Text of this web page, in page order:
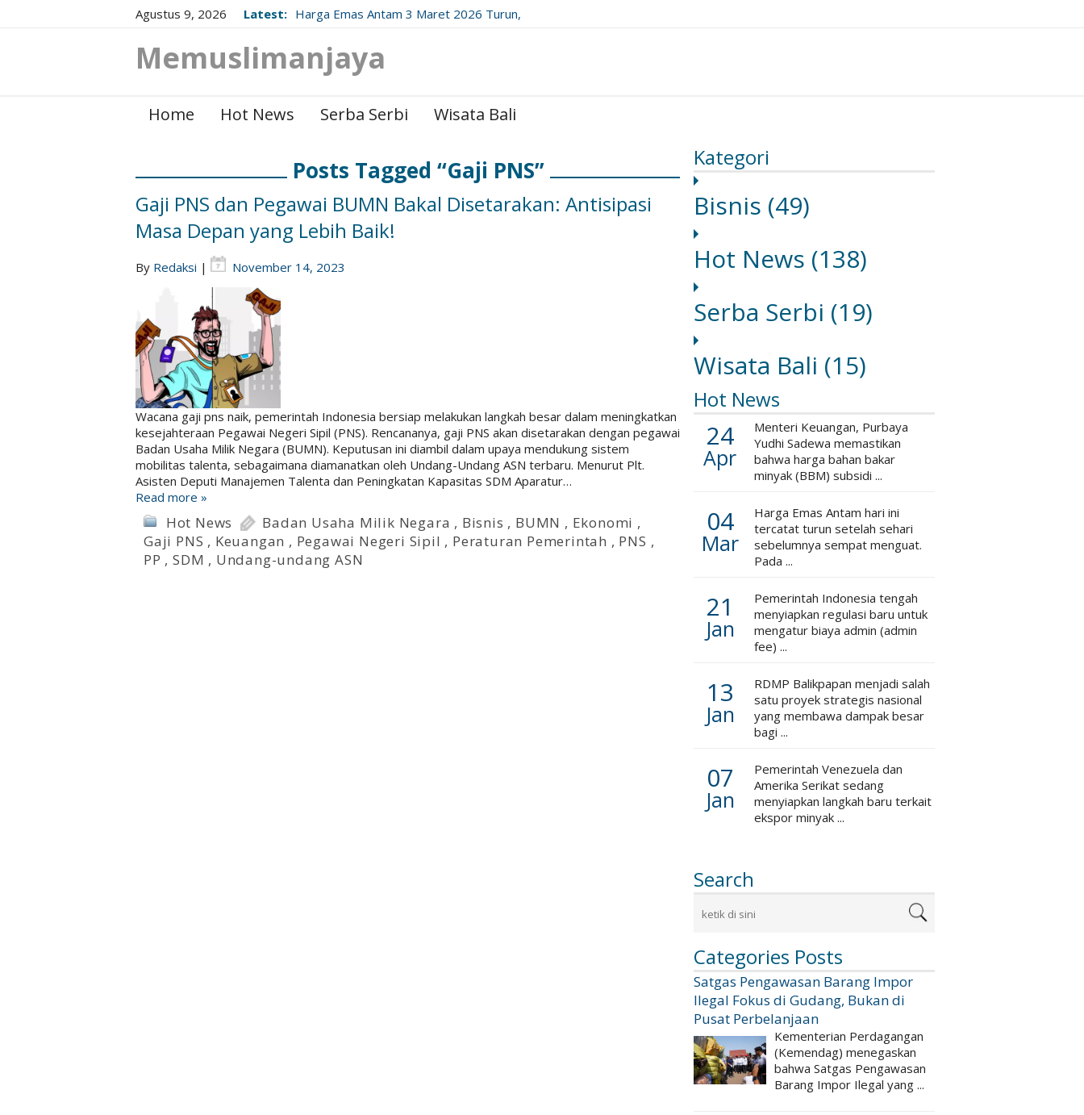
Agustus 9, 2026 Latest: Harga Emas Antam 3 Maret 2026 Turun,
Memuslimanjaya
Home Hot News Serba Serbi Wisata Bali
Kategori
Bisnis (49)
Hot News (138)
Serba Serbi (19)
Wisata Bali (15)
Hot News
24
Apr
Menteri Keuangan, Purbaya
Yudhi Sadewa memastikan
bahwa harga bahan bakar
minyak (BBM) subsidi ...
04
Mar
Harga Emas Antam hari ini
tercatat turun setelah sehari
sebelumnya sempat menguat.
Pada ...
21
Jan
Pemerintah Indonesia tengah
menyiapkan regulasi baru untuk
mengatur biaya admin (admin
fee) ...
13
Jan
RDMP Balikpapan menjadi salah
satu proyek strategis nasional
yang membawa dampak besar
bagi ...
07
Jan
Pemerintah Venezuela dan
Amerika Serikat sedang
menyiapkan langkah baru terkait
ekspor minyak ...
Search
Categories Posts
Satgas Pengawasan Barang Impor
Ilegal Fokus di Gudang, Bukan di
Pusat Perbelanjaan
Kementerian Perdagangan
(Kemendag) menegaskan
bahwa Satgas Pengawasan
Barang Impor Ilegal yang ...
Posts Tagged “Gaji PNS”
Gaji PNS dan Pegawai BUMN Bakal Disetarakan: Antisipasi
Masa Depan yang Lebih Baik!
By Redaksi | November 14, 2023
Wacana gaji pns naik, pemerintah Indonesia bersiap melakukan langkah besar dalam meningkatkan
kesejahteraan Pegawai Negeri Sipil (PNS). Rencananya, gaji PNS akan disetarakan dengan pegawai
Badan Usaha Milik Negara (BUMN). Keputusan ini diambil dalam upaya mendukung sistem
mobilitas talenta, sebagaimana diamanatkan oleh Undang-Undang ASN terbaru. Menurut Plt.
Asisten Deputi Manajemen Talenta dan Peningkatan Kapasitas SDM Aparatur…
Read more »
Hot News Badan Usaha Milik Negara , Bisnis , BUMN , Ekonomi ,
Gaji PNS , Keuangan , Pegawai Negeri Sipil , Peraturan Pemerintah , PNS ,
PP ,SDM , Undang-undang ASN